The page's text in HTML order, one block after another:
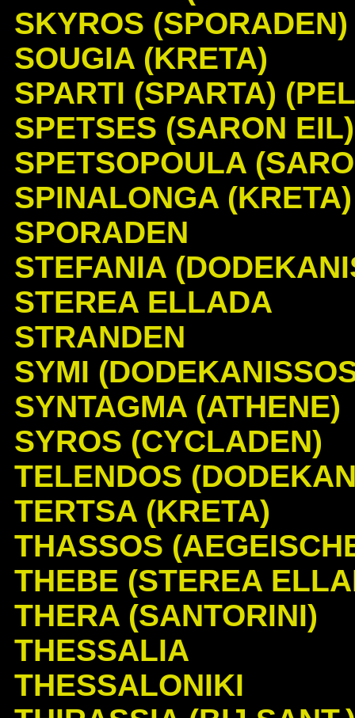
SKYROS (SPORADEN)
SOUGIA (KRETA)
SPARTI (SPARTA)
SPETSES (SARON EIL)
SPETSOPOULA
SPINALONGA (KRETA)
SPORADEN
STEFANIA
STEREA ELLADA
STRANDEN
SYMI
SYNTAGMA (ATHENE)
SYROS (CYCLADEN)
TELENDOS
TERTSA (KRETA)
THASSOS
THEBE (STEREA
THERA (SANTORINI)
THESSALIA
THESSALONIKI